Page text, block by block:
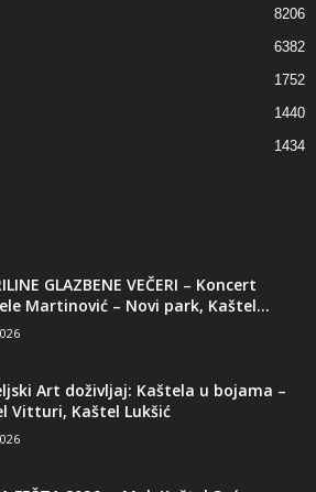
8206
6382
1752
1440
1434
GLAZBENE VEČERI – Koncert
Martinović – Novi park, Kaštel...
Art doživljaj: Kaštela u bojama –
Vitturi, Kaštel Lukšić